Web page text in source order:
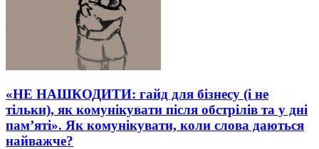
«НЕ НАШКОДИТИ: гайд для бізнесу (і не
тільки), як комунікувати після обстрілів та у дні
пам’яті». Як комунікувати, коли слова даються
найважче?